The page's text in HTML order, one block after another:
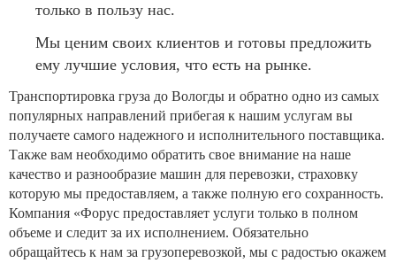
только в пользу нас.
Мы ценим своих клиентов и готовы предложить
ему лучшие условия, что есть на рынке.
Транспортировка груза до Вологды и обратно одно из самых
популярных направлений прибегая к нашим услугам вы
получаете самого надежного и исполнительного поставщика.
Также вам необходимо обратить свое внимание на наше
качество и разнообразие машин для перевозки, страховку
которую мы предоставляем, а также полную его сохранность.
Компания «Форус предоставляет услуги только в полном
объеме и следит за их исполнением. Обязательно
обращайтесь к нам за грузоперевозкой, мы с радостью окажем